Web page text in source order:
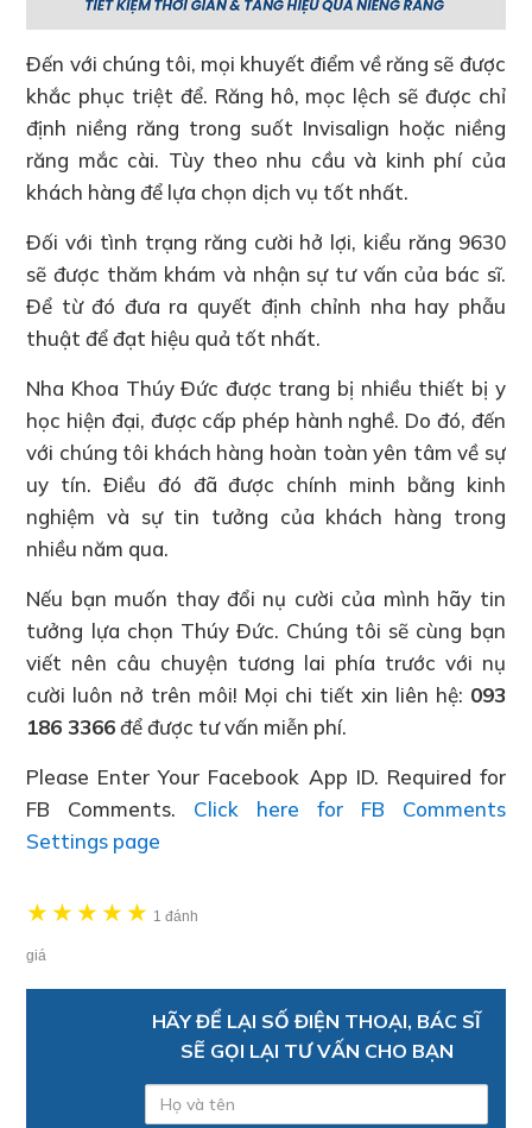
Đến với chúng tôi, mọi khuyết điểm về răng sẽ được
khắc phục triệt để. Răng hô, mọc lệch sẽ được chỉ
định niềng răng trong suốt Invisalign hoặc niềng
răng mắc cài. Tùy theo nhu cầu và kinh phí của
khách hàng để lựa chọn dịch vụ tốt nhất.
Đối với tình trạng răng cười hở lợi, kiểu răng 9630
sẽ được thăm khám và nhận sự tư vấn của bác sĩ.
Để từ đó đưa ra quyết định chỉnh nha hay phẫu
thuật để đạt hiệu quả tốt nhất.
Nha Khoa Thúy Đức được trang bị nhiều thiết bị y
học hiện đại, được cấp phép hành nghề. Do đó, đến
với chúng tôi khách hàng hoàn toàn yên tâm về sự
uy tín. Điều đó đã được chính minh bằng kinh
nghiệm và sự tin tưởng của khách hàng trong
nhiều năm qua.
Nếu bạn muốn thay đổi nụ cười của mình hãy tin
tưởng lựa chọn Thúy Đức. Chúng tôi sẽ cùng bạn
viết nên câu chuyện tương lai phía trước với nụ
cười luôn nở trên môi! Mọi chi tiết xin liên hệ: 093
186 3366để được tư vấn miễn phí.
Please Enter Your Facebook App ID. Required for
FB Comments. Click here for FB Comments
Settings page
★★★★★ 1 đánh
giá
HÃY ĐỂ LẠI SỐ ĐIỆN THOẠI, BÁC SĨ
SẼ GỌI LẠI TƯ VẤN CHO BẠN